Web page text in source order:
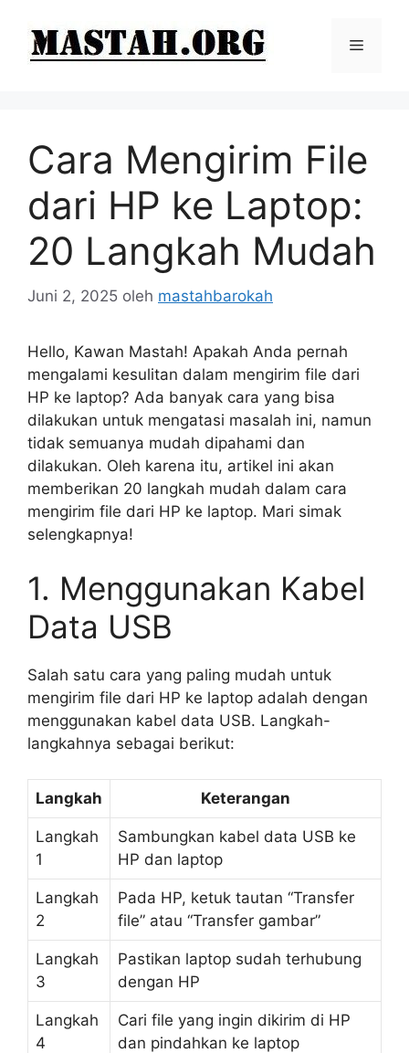
Menu
Cara Mengirim File
dari HP ke Laptop:
20 Langkah Mudah
Juni 2, 2025 oleh mastahbarokah
Hello, Kawan Mastah! Apakah Anda pernah
mengalami kesulitan dalam mengirim file dari
HP ke laptop? Ada banyak cara yang bisa
dilakukan untuk mengatasi masalah ini, namun
tidak semuanya mudah dipahami dan
dilakukan. Oleh karena itu, artikel ini akan
memberikan 20 langkah mudah dalam cara
mengirim file dari HP ke laptop. Mari simak
selengkapnya!
1. Menggunakan Kabel
Data USB
Salah satu cara yang paling mudah untuk
mengirim file dari HP ke laptop adalah dengan
menggunakan kabel data USB. Langkah-
langkahnya sebagai berikut:
Langkah Keterangan
Langkah
1
Sambungkan kabel data USB ke
HP dan laptop
Langkah
2
Pada HP, ketuk tautan “Transfer
file” atau “Transfer gambar”
Langkah
3
Pastikan laptop sudah terhubung
dengan HP
Langkah
4
Cari file yang ingin dikirim di HP
dan pindahkan ke laptop